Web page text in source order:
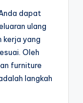
dapat
ulang
kerja yang
Oleh
furniture
langkah